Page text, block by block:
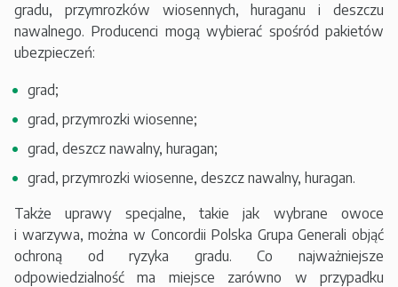
gradu, przymrozków wiosennych, huraganu i deszczu
nawalnego. Producenci mogą wybierać spośród pakietów
ubezpieczeń:
grad;
grad, przymrozki wiosenne;
grad, deszcz nawalny, huragan;
grad, przymrozki wiosenne, deszcz nawalny, huragan.
Także uprawy specjalne, takie jak wybrane owoce
i warzywa, można w Concordii Polska Grupa Generali objąć
ochroną od ryzyka gradu. Co najważniejsze
odpowiedzialność ma miejsce zarówno w przypadku